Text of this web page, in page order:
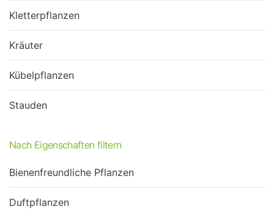
Kletterpflanzen
Kräuter
Kübelpflanzen
Stauden
Nach Eigenschaften filtern
Bienenfreundliche Pflanzen
Duftpflanzen